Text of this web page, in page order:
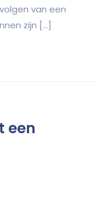
van een
zijn […]
een